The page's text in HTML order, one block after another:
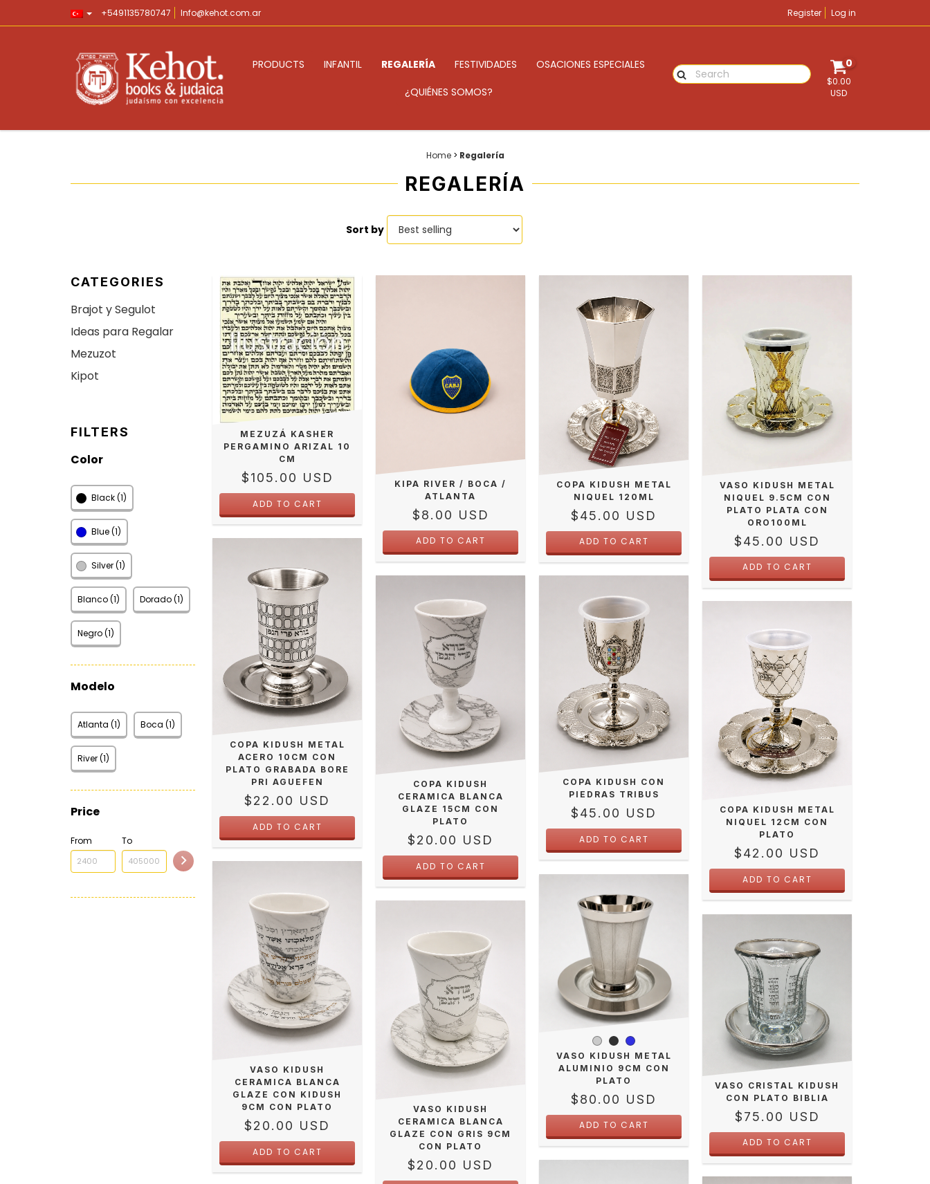
+5491135780747 Info@kehot.com.ar Register Log in
PRODUCTS INFANTIL REGALERÍA FESTIVIDADES
OSACIONES ESPECIALES
¿QUIÉNES SOMOS?
0
$0.00
USD
Home > Regalería
REGALERÍA
Sort by
CATEGORIES
Brajot y Segulot
Ideas para Regalar
Mezuzot
Kipot
FILTERS
Color
Black (1)
Blue (1)
Silver (1)
Blanco (1) Dorado (1)
Negro (1)
Modelo
Atlanta (1) Boca (1)
River (1)
Price
From To
MEZUZÁ KASHER
PERGAMINO ARIZAL 10
CM
$105.00 USD
KIPA RIVER / BOCA /
ATLANTA
$8.00 USD
ADD TO CART
COPA KIDUSH METAL
NIQUEL 120ML
$45.00 USD
VASO KIDUSH METAL
NIQUEL 9.5CM CON
PLATO PLATA CON
ORO100ML
$45.00 USD
COPA KIDUSH METAL
ACERO 10CM CON
PLATO GRABADA BORE
PRI AGUEFEN
$22.00 USD
COPA KIDUSH
CERAMICA BLANCA
GLAZE 15CM CON
PLATO
$20.00 USD
COPA KIDUSH CON
PIEDRAS TRIBUS
$45.00 USD
COPA KIDUSH METAL
NIQUEL 12CM CON
PLATO
$42.00 USD
VASO KIDUSH
CERAMICA BLANCA
GLAZE CON KIDUSH
9CM CON PLATO
$20.00 USD
VASO KIDUSH
CERAMICA BLANCA
GLAZE CON GRIS 9CM
CON PLATO
$20.00 USD
VASO KIDUSH METAL
ALUMINIO 9CM CON
PLATO
$80.00 USD
ADD TO CART
VASO CRISTAL KIDUSH
CON PLATO BIBLIA
$75.00 USD